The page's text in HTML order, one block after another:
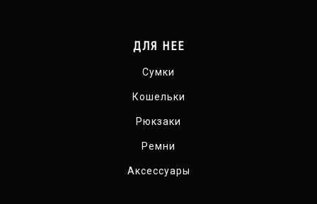
ДЛЯ НЕЕ
Сумки
Кошельки
Рюкзаки
Ремни
Аксессуары